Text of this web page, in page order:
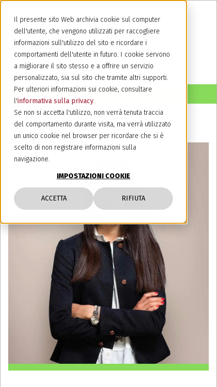
Il presente sito Web archivia cookie sul computer
dell'utente, che vengono utilizzati per raccogliere
informazioni sull'utilizzo del sito e ricordare i
comportamenti dell'utente in futuro. I cookie servono
a migliorare il sito stesso e a offrire un servizio
personalizzato, sia sul sito che tramite altri supporti.
Per ulteriori informazioni sui cookie, consultare
l'informativa sulla privacy.
Se non si accetta l'utilizzo, non verrà tenuta traccia
del comportamento durante visita, ma verrà utilizzato
un unico cookie nel browser per ricordare che si è
scelto di non registrare informazioni sulla
navigazione.
IMPOSTAZIONI COOKIE
ACCETTA RIFIUTA